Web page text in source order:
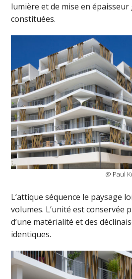
lumière et de mise en
constituées.
@ Paul
L’attique séquence le paysage
volumes. L’unité est conservée
d’une matérialité et des
identiques.